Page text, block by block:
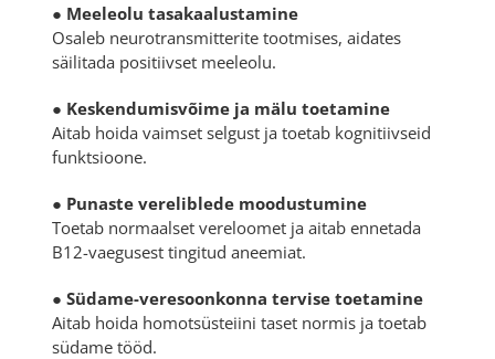
● Meeleolu tasakaalustamine
Osaleb neurotransmitterite tootmises, aidates
säilitada positiivset meeleolu.
● Keskendumisvõime ja mälu toetamine
Aitab hoida vaimset selgust ja toetab kognitiivseid
funktsioone.
● Punaste vereliblede moodustumine
Toetab normaalset vereloomet ja aitab ennetada
B12-vaegusest tingitud aneemiat.
● Südame-veresoonkonna tervise toetamine
Aitab hoida homotsüsteiini taset normis ja toetab
südame tööd.